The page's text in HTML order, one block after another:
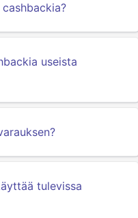
useista
tulevissa